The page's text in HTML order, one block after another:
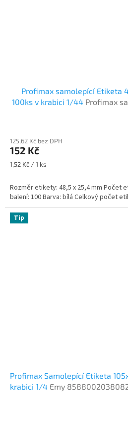
Profimax samolepící Etiketa
100ks v krabici 1/44 Profimax
125,62 Kč bez DPH
152 Kč
Měrná
1,52 Kč / 1 ks
Rozměr etikety: 48,5 x 25,4 mm Počet
balení: 100 Barva: bílá Celkový počet
Tip
Profimax Samolepící Etiketa
krabici 1/4 Emy